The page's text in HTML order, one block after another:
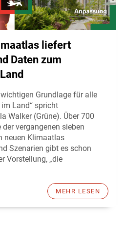
liefert
Daten zum
Grundlage für alle
Land“ spricht
Walker (Grüne). Über 700
vergangenen sieben
neuen Klimaatlas
Szenarien gibt es schon
Vorstellung, „die
MEHR LESEN